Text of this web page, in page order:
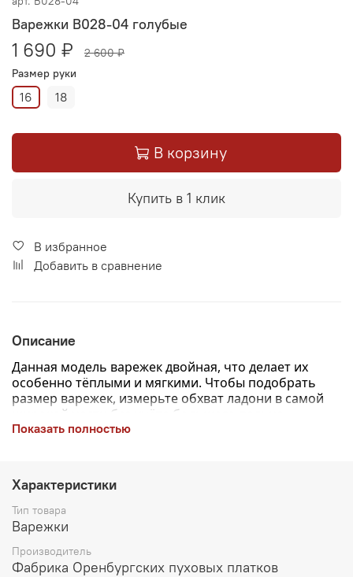
Варежки В028-04 голубые
1 690 ₽
2 600 ₽
Размер руки
16 18
В корзину
Купить в 1 клик
В избранное
Добавить в сравнение
Описание
Данная модель варежек двойная, что делает их
особенно тёплыми и мягкими. Чтобы подобрать
размер варежек, измерьте обхват ладони в самой
широкой части без учёта большого пальца —
полученное значение в сантиметрах и будет вашим
сером цвете. Изготовлены из шерсти ангорского
кролика с добавлением синтетических волокон. Хорошо
держат тепло и не продувают. Оснащены манжетой
средней длины в виде резинки. Тактильно очень
приятные, не колются. По краям украшены выпуклой
вязаной косичкой. Отлично подойдут для длительных
Показать полностью
Характеристики
Тип товара
Варежки
Производитель
Фабрика Оренбургских пуховых платков